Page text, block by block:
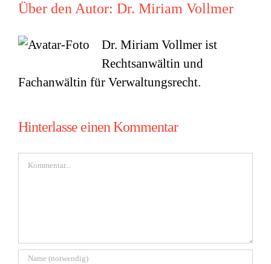
Über den Autor: Dr. Miriam Vollmer
Dr. Miriam Vollmer ist
Rechtsanwältin und
Fachanwältin für Verwaltungsrecht.
Hinterlasse einen Kommentar
Kommentar